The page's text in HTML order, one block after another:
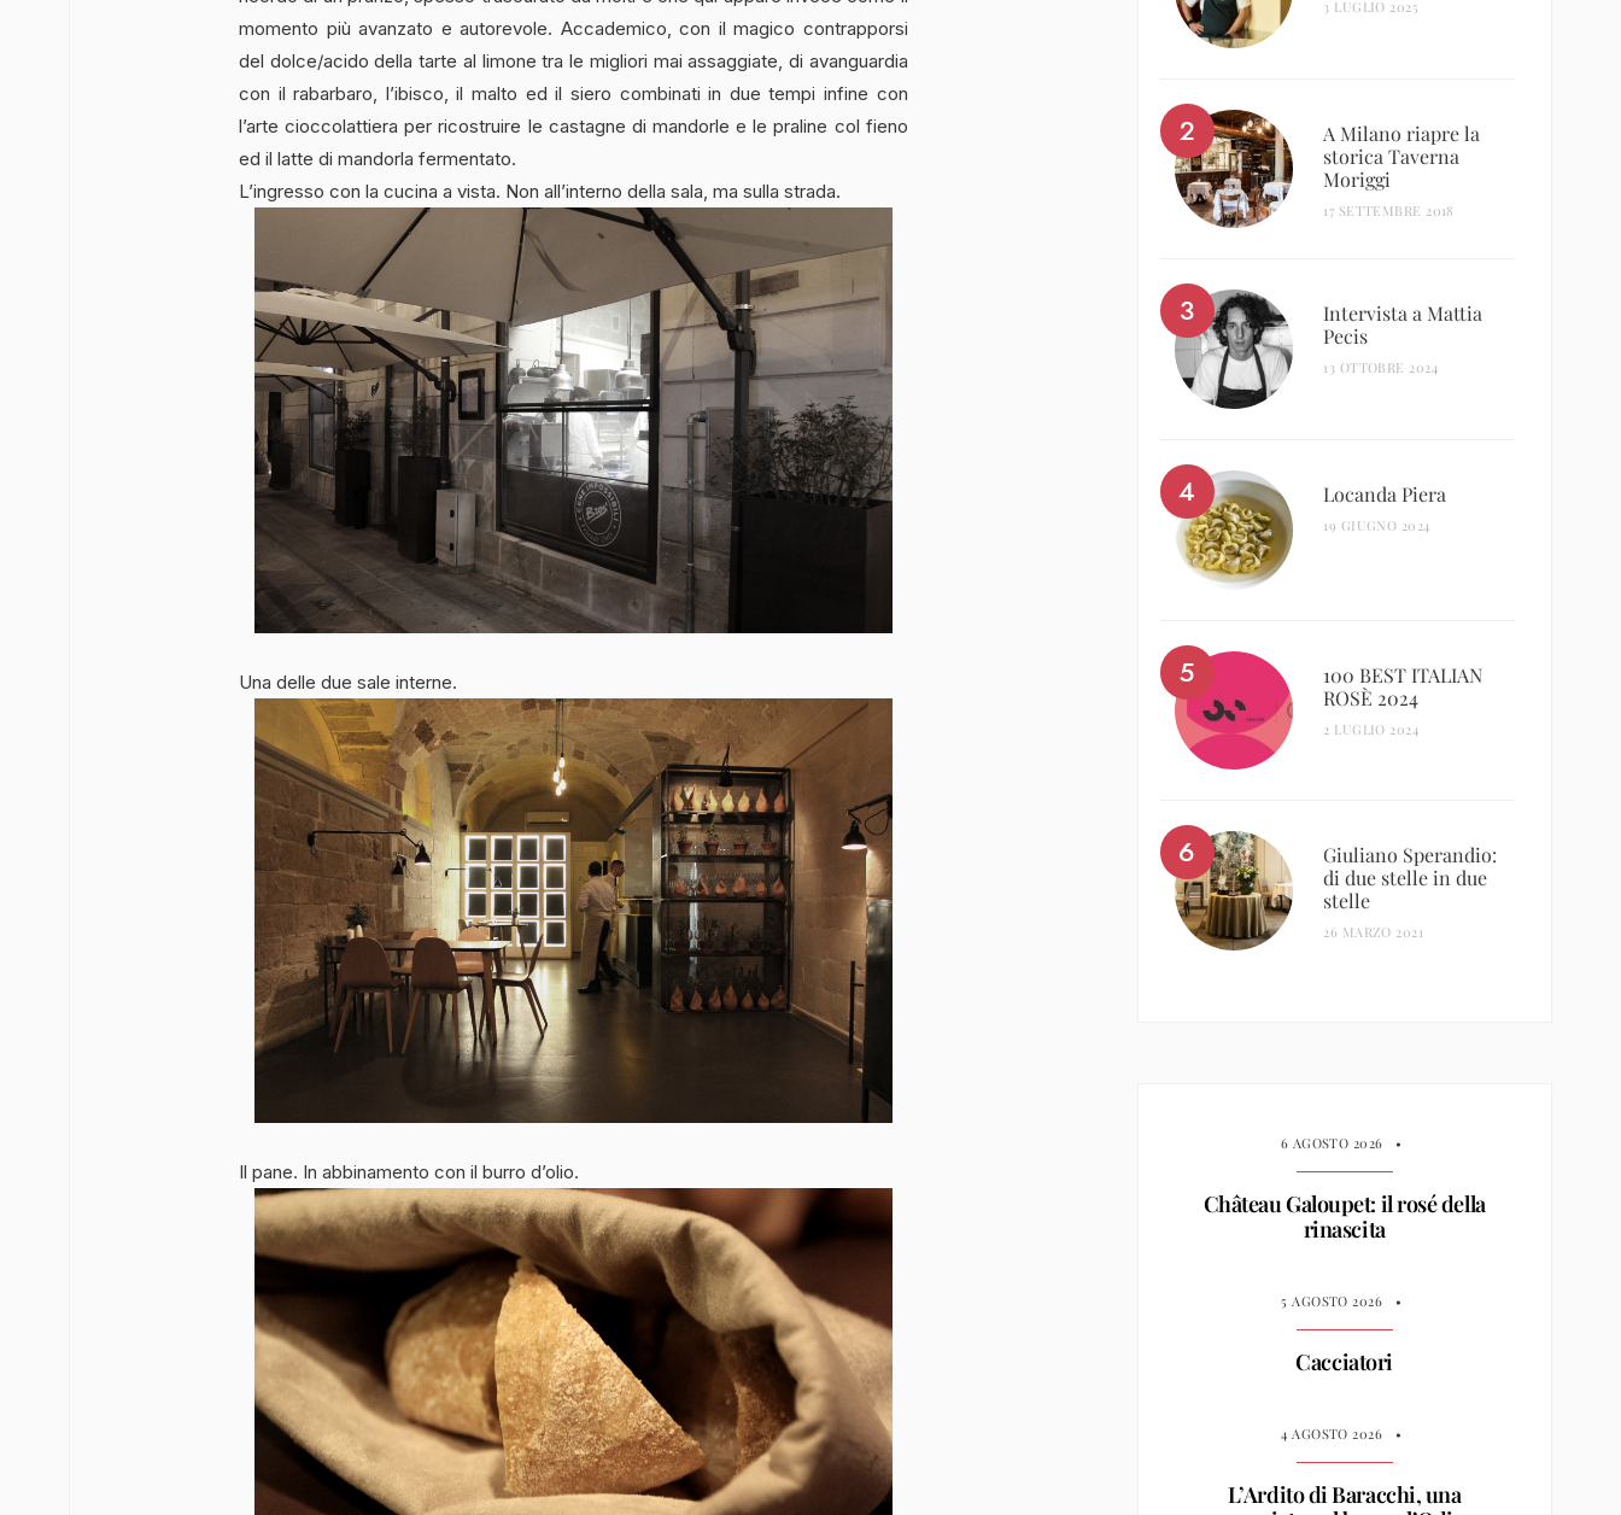
momento più avanzato e autorevole. Accademico, con il magico contrapporsi
del dolce/acido della tarte al limone tra le migliori mai assaggiate, di avanguardia
con il rabarbaro, l’ibisco, il malto ed il siero combinati in due tempi infine con
l’arte cioccolattiera per ricostruire le castagne di mandorle e le praline col fieno
ed il latte di mandorla fermentato.
L’ingresso con la cucina a vista. Non all’interno della sala, ma sulla strada.
Una delle due sale interne.
Il pane. In abbinamento con il burro d’olio.
3 LUGLIO 2025
A Milano riapre la
storica Taverna
Moriggi
17 SETTEMBRE 2018
Intervista a Mattia
Pecis
13 OTTOBRE 2024
Locanda Piera
19 GIUGNO 2024
100 BEST ITALIAN
ROSÈ 2024
2 LUGLIO 2024
Giuliano Sperandio:
di due stelle in due
stelle
26 MARZO 2021
6 AGOSTO 2026 •
Château Galoupet: il rosé della
rinascita
5 AGOSTO 2026 •
Cacciatori
4 AGOSTO 2026 •
L’Ardito di Baracchi, una